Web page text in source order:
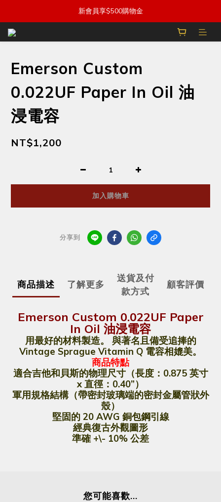
新會員享$500購物金
Emerson Custom
0.022UF Paper In Oil 油
浸電容
NT$1,200
加入購物車
分享到
商品描述 了解更多
送貨及付
款方式
顧客評價
Emerson Custom 0.022UF Paper
In Oil 油浸電容
用最好的材料製造。 與著名且備受追捧的
Vintage Sprague Vitamin Q 電容相媲美。
商品特點
適合吉他和貝斯的物理尺寸（長度：0.875 英寸
x 直徑：0.40”）
軍用規格結構（帶密封玻璃端的密封金屬管狀外
殼）
堅固的 20 AWG 銅包鋼引線
經典復古外觀圖形
準確 +\- 10% 公差
您可能喜歡...